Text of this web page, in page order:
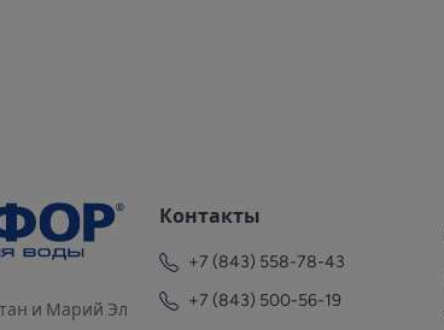
и Марий Эл
Контакты
+7 (843) 558-78-43
+7 (843) 500-56-19